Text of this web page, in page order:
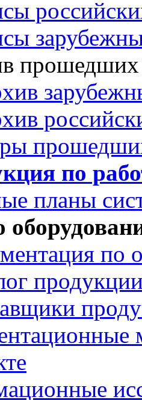
прошедших
по
планы
по